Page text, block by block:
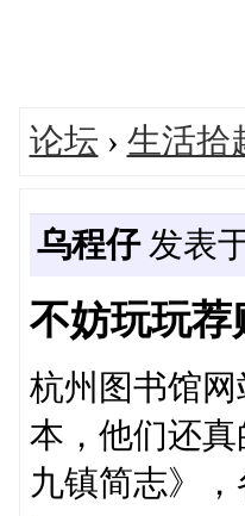
论坛 › 生活拾
乌程仔发表
不妨玩玩荐
杭州图书馆
本，他们还
九镇简志》